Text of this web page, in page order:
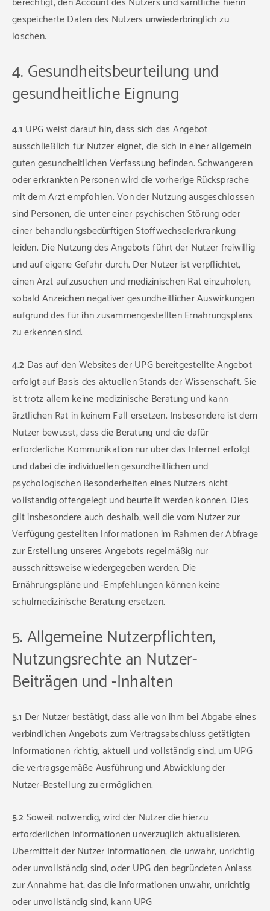
gespeicherte Daten des Nutzers unwiederbringlich zu
löschen.
4. Gesundheitsbeurteilung und
gesundheitliche Eignung
4.1 UPG weist darauf hin, dass sich das Angebot
ausschließlich für Nutzer eignet, die sich in einer allgemein
guten gesundheitlichen Verfassung befinden. Schwangeren
oder erkrankten Personen wird die vorherige Rücksprache
mit dem Arzt empfohlen. Von der Nutzung ausgeschlossen
sind Personen, die unter einer psychischen Störung oder
einer behandlungsbedürftigen Stoffwechselerkrankung
leiden. Die Nutzung des Angebots führt der Nutzer freiwillig
und auf eigene Gefahr durch. Der Nutzer ist verpflichtet,
einen Arzt aufzusuchen und medizinischen Rat einzuholen,
sobald Anzeichen negativer gesundheitlicher Auswirkungen
aufgrund des für ihn zusammengestellten Ernährungsplans
zu erkennen sind.
4.2 Das auf den Websites der UPG bereitgestellte Angebot
erfolgt auf Basis des aktuellen Stands der Wissenschaft. Sie
ist trotz allem keine medizinische Beratung und kann
ärztlichen Rat in keinem Fall ersetzen. Insbesondere ist dem
Nutzer bewusst, dass die Beratung und die dafür
erforderliche Kommunikation nur über das Internet erfolgt
und dabei die individuellen gesundheitlichen und
psychologischen Besonderheiten eines Nutzers nicht
vollständig offengelegt und beurteilt werden können. Dies
gilt insbesondere auch deshalb, weil die vom Nutzer zur
Verfügung gestellten Informationen im Rahmen der Abfrage
zur Erstellung unseres Angebots regelmäßig nur
ausschnittsweise wiedergegeben werden. Die
Ernährungspläne und -Empfehlungen können keine
schulmedizinische Beratung ersetzen.
5. Allgemeine Nutzerpflichten,
Nutzungsrechte an Nutzer-
Beiträgen und -Inhalten
5.1 Der Nutzer bestätigt, dass alle von ihm bei Abgabe eines
verbindlichen Angebots zum Vertragsabschluss getätigten
Informationen richtig, aktuell und vollständig sind, um UPG
die vertragsgemäße Ausführung und Abwicklung der
Nutzer-Bestellung zu ermöglichen.
5.2Soweit notwendig, wird der Nutzer die hierzu
erforderlichen Informationen unverzüglich aktualisieren.
Übermittelt der Nutzer Informationen, die unwahr, unrichtig
oder unvollständig sind, oder UPG den begründeten Anlass
zur Annahme hat, das die Informationen unwahr, unrichtig
oder unvollständig sind, kann UPG